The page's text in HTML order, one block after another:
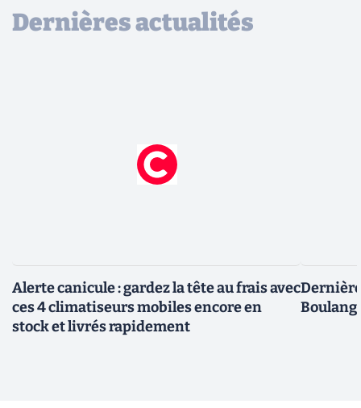
Dernières actualités
Alerte canicule : gardez la tête au frais avec
ces 4 climatiseurs mobiles encore en
stock et livrés rapidement